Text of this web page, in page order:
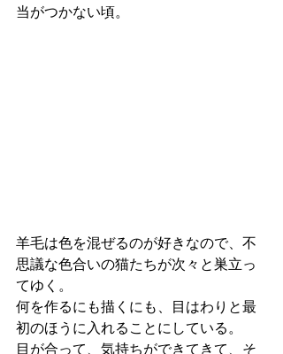
当がつかない頃。
羊毛は色を混ぜるのが好きなので、不
思議な色合いの猫たちが次々と巣立っ
てゆく。
何を作るにも描くにも、目はわりと最
初のほうに入れることにしている。
目が合って、気持ちができてきて、そ